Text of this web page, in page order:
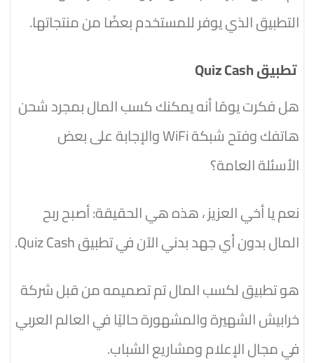
التطبيق الذي يوفر للمستخدم بعضًا من منتجاتها.
تطبيق Quiz Cash
هل فكرت يومًا أنه يمكنك كسب المال بمجرد شحن
هاتفك وفتح شبكة WiFi والإجابة على بعض
الأسئلة العامة؟
نعم يا أخي العزيز ، هذه هي الحقيقة: أصبح ربح
المال بدون أي جهد بدني الآن في تطبيق Quiz Cash.
هو تطبيق لكسب المال تم تصميمه من قبل شركة
خرابيش الشهيرة والمشهورة حاليًا في العالم العربي
في مجال الإعلام ومشاريع الشباب.